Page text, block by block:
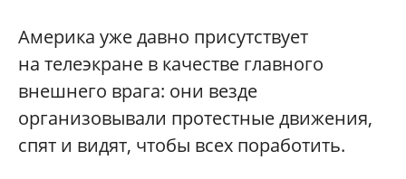
Америка уже давно присутствует
на телеэкране в качестве главного
внешнего врага: они везде
организовывали протестные движения,
спят и видят, чтобы всех поработить.